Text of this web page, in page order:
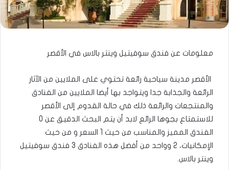
معلومات عن فندق سوفيتيل وينتر بالاس في الأقصر
الأقصر مدينة سياحية رائعة تحتوي على الملايين من الآثار
الرائعة والجذابة جدا ويتواجد بها أيضا الملايين من الفنادق
والمنتجعات والرائعة ذلك في حالة القدوم إلى الأقصر
للاستمتاع بجوها الرائع لابد أن يتم البحث الدقيق عن 0
الفندق المميز والمناسب من حيث 1 السعر و من حيث
الإمكانيات، 2 وواحد من أفضل هذه الفنادق 3 فندق سوفيتيل
وينتر بالاس.